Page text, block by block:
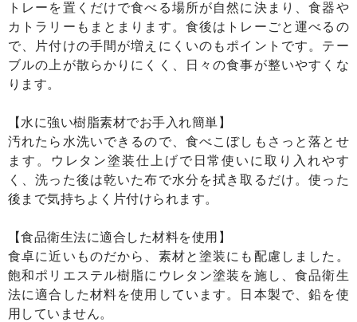
トレーを置くだけで食べる場所が自然に決まり、食器や
カトラリーもまとまります。食後はトレーごと運べるの
で、片付けの手間が増えにくいのもポイントです。テー
ブルの上が散らかりにくく、日々の食事が整いやすくな
ります。
【水に強い樹脂素材でお手入れ簡単】
汚れたら水洗いできるので、食べこぼしもさっと落とせ
ます。ウレタン塗装仕上げで日常使いに取り入れやす
く、洗った後は乾いた布で水分を拭き取るだけ。使った
後まで気持ちよく片付けられます。
【食品衛生法に適合した材料を使用】
食卓に近いものだから、素材と塗装にも配慮しました。
飽和ポリエステル樹脂にウレタン塗装を施し、食品衛生
法に適合した材料を使用しています。日本製で、鉛を使
用していません。